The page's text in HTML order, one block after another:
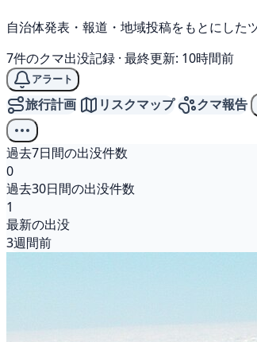
自治体発表・報道・地域投稿をもとにした
7件のクマ出没記録 · 最終更新: 10時間前
アラート
旅行計画 リスクマップ クマ報告
過去7日間の出没件数
0
過去30日間の出没件数
1
最新の出没
3週間前